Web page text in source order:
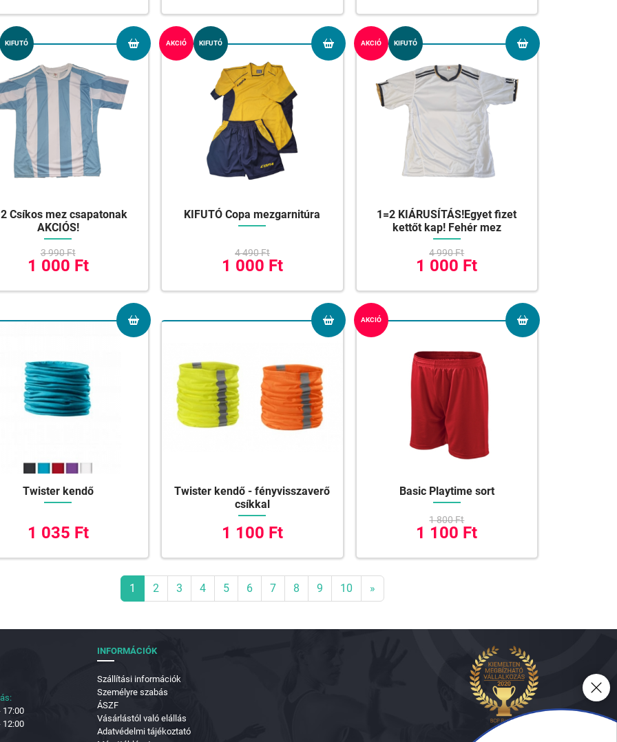
KIFUTÓ
Csíkos mez csapatonak
AKCIÓS!
3 990 Ft
1 000 Ft
AKCIÓ KIFUTÓ
KIFUTÓ Copa mezgarnitúra
4 490 Ft
1 000 Ft
AKCIÓ KIFUTÓ
1=2 KIÁRUSÍTÁS!Egyet fizet
kettőt kap! Fehér mez
4 990 Ft
1 000 Ft
Twister kendő
1 035 Ft
Twister kendő - fényvisszaverő
csíkkal
1 100 Ft
AKCIÓ
Basic Playtime sort
1 800 Ft
1 100 Ft
1 2 3 4 5 6 7 8 9 10 »
17:00
12:00
INFORMÁCIÓK
Szállítási információk
Személyre szabás
ÁSZF
Vásárlástól való elállás
Adatvédelmi tájékoztató